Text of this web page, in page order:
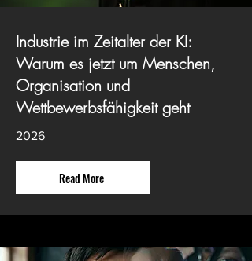
Industrie im Zeitalter der KI:
Warum es jetzt um Menschen,
Organisation und
Wettbewerbsfähigkeit geht
2026
Read More